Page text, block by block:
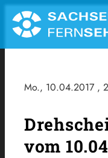
Mo., 10.04.2017 ,
vom